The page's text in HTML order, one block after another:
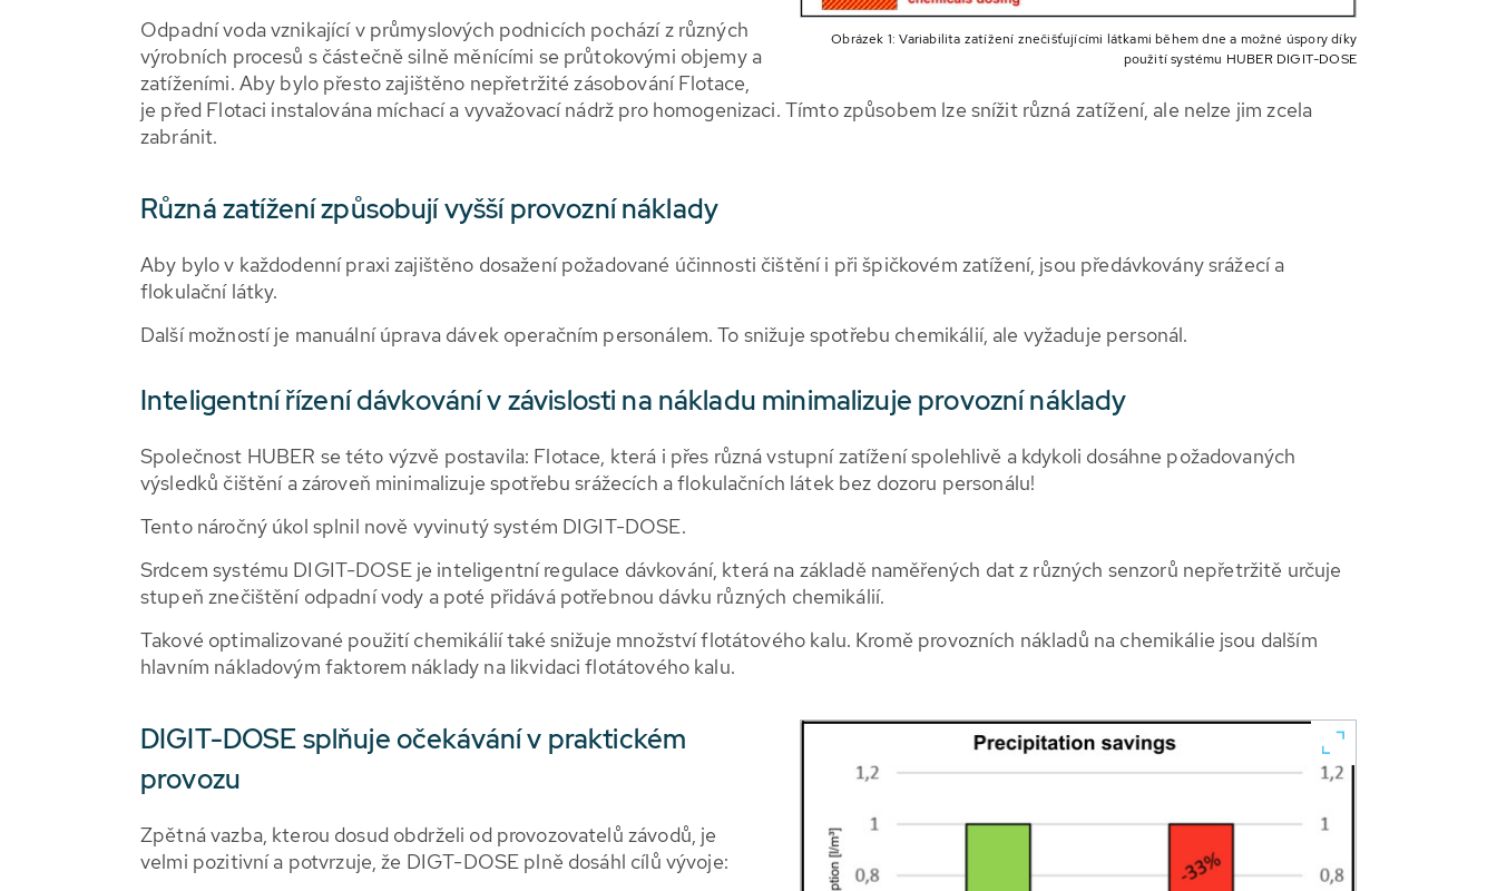
Obrázek 1: Variabilita zatížení znečišťujícími látkami během dne a možné úspory díky
použití systému HUBER DIGIT-DOSE
Odpadní voda vznikající v průmyslových podnicích pochází z různých
výrobních procesů s částečně silně měnícími se průtokovými objemy a
zatíženími. Aby bylo přesto zajištěno nepřetržité zásobování Flotace,
je před Flotaci instalována míchací a vyvažovací nádrž pro homogenizaci. Tímto způsobem lze snížit různá zatížení, ale nelze jim zcela
zabránit.
Různá zatížení způsobují vyšší provozní náklady
Aby bylo v každodenní praxi zajištěno dosažení požadované účinnosti čištění i při špičkovém zatížení, jsou předávkovány srážecí a
flokulační látky.
Další možností je manuální úprava dávek operačním personálem. To snižuje spotřebu chemikálií, ale vyžaduje personál.
Inteligentní řízení dávkování v závislosti na nákladu minimalizuje provozní náklady
Společnost HUBER se této výzvě postavila: Flotace, která i přes různá vstupní zatížení spolehlivě a kdykoli dosáhne požadovaných
výsledků čištění a zároveň minimalizuje spotřebu srážecích a flokulačních látek bez dozoru personálu!
Tento náročný úkol splnil nově vyvinutý systém DIGIT-DOSE.
Srdcem systému DIGIT-DOSE je inteligentní regulace dávkování, která na základě naměřených dat z různých senzorů nepřetržitě určuje
stupeň znečištění odpadní vody a poté přidává potřebnou dávku různých chemikálií.
Takové optimalizované použití chemikálií také snižuje množství flotátového kalu. Kromě provozních nákladů na chemikálie jsou dalším
hlavním nákladovým faktorem náklady na likvidaci flotátového kalu.
DIGIT-DOSE splňuje očekávání v praktickém
provozu
Zpětná vazba, kterou dosud obdrželi od provozovatelů závodů, je
velmi pozitivní a potvrzuje, že DIGT-DOSE plně dosáhl cílů vývoje: